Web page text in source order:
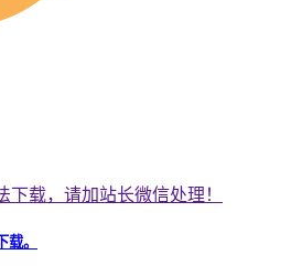
下载，请加站长微信处理！
。